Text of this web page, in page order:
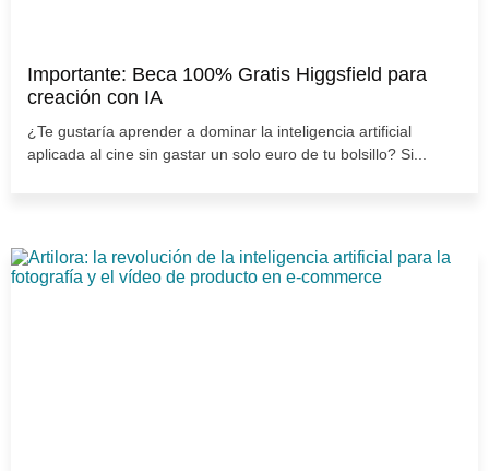
Importante: Beca 100% Gratis Higgsfield para
creación con IA
¿Te gustaría aprender a dominar la inteligencia artificial
aplicada al cine sin gastar un solo euro de tu bolsillo? Si...